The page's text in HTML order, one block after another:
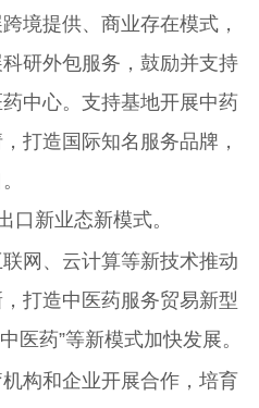
境提供、商业存在模式，
研外包服务，鼓励并支持
中心。支持基地开展中药
打造国际知名服务品牌，
口新业态新模式。
、云计算等新技术推动
打造中医药服务贸易新型
中医药”等新模式加快发展。
构和企业开展合作，培育